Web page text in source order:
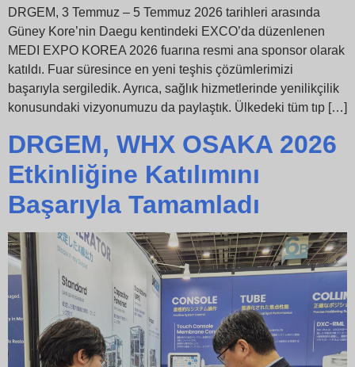
DRGEM, 3 Temmuz – 5 Temmuz 2026 tarihleri arasında
Güney Kore’nin Daegu kentindeki EXCO’da düzenlenen
MEDI EXPO KOREA 2026 fuarına resmi ana sponsor olarak
katıldı. Fuar süresince en yeni teşhis çözümlerimizi
başarıyla sergiledik. Ayrıca, sağlık hizmetlerinde yenilikçilik
konusundaki vizyonumuzu da paylaştık. Ülkedeki tüm tıp […]
DRGEM, WHX OSAKA 2026
Etkinliğine Katılımını
Başarıyla Tamamladı